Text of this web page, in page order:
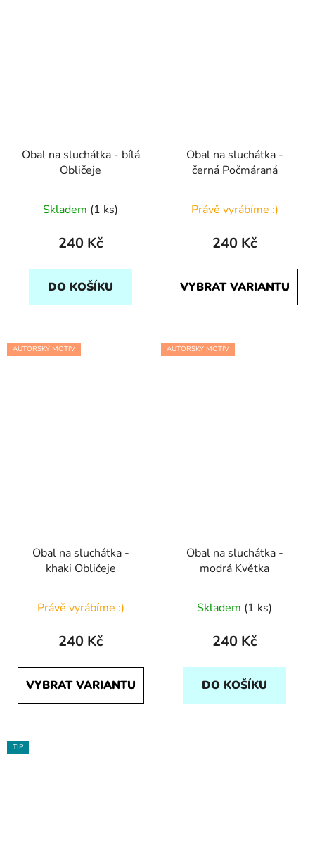
Obal na sluchátka - bílá
Obličeje
Skladem (1 ks)
240 Kč
DO KOŠÍKU
Obal na sluchátka -
černá Počmáraná
Právě vyrábíme :)
240 Kč
VYBRAT VARIANTU
AUTORSKÝ MOTIV
Obal na sluchátka -
khaki Obličeje
Právě vyrábíme :)
240 Kč
VYBRAT VARIANTU
AUTORSKÝ MOTIV
Obal na sluchátka -
modrá Květka
Skladem (1 ks)
240 Kč
DO KOŠÍKU
TIP